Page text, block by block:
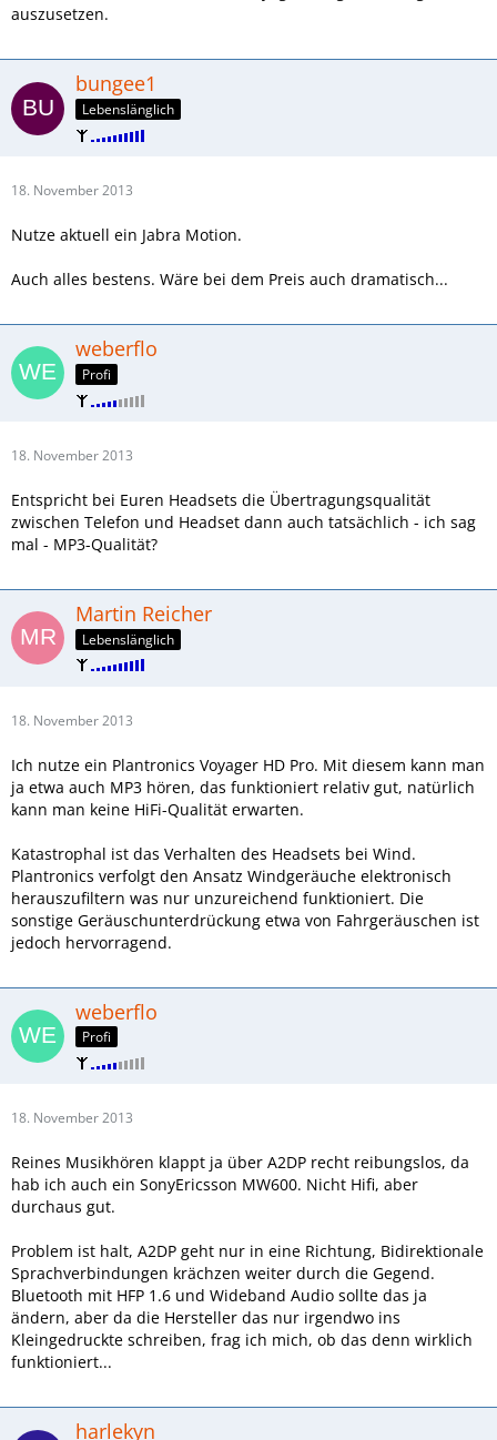
auszusetzen.
bungee1
Lebenslänglich
18. November 2013
Nutze aktuell ein Jabra Motion.
Auch alles bestens. Wäre bei dem Preis auch dramatisch...
weberflo
Profi
18. November 2013
Entspricht bei Euren Headsets die Übertragungsqualität
zwischen Telefon und Headset dann auch tatsächlich - ich sag
mal - MP3-Qualität?
Martin Reicher
Lebenslänglich
18. November 2013
Ich nutze ein Plantronics Voyager HD Pro. Mit diesem kann man
ja etwa auch MP3 hören, das funktioniert relativ gut, natürlich
kann man keine HiFi-Qualität erwarten.
Katastrophal ist das Verhalten des Headsets bei Wind.
Plantronics verfolgt den Ansatz Windgeräuche elektronisch
herauszufiltern was nur unzureichend funktioniert. Die
sonstige Geräuschunterdrückung etwa von Fahrgeräuschen ist
jedoch hervorragend.
weberflo
Profi
18. November 2013
Reines Musikhören klappt ja über A2DP recht reibungslos, da
hab ich auch ein SonyEricsson MW600. Nicht Hifi, aber
durchaus gut.
Problem ist halt, A2DP geht nur in eine Richtung, Bidirektionale
Sprachverbindungen krächzen weiter durch die Gegend.
Bluetooth mit HFP 1.6 und Wideband Audio sollte das ja
ändern, aber da die Hersteller das nur irgendwo ins
Kleingedruckte schreiben, frag ich mich, ob das denn wirklich
funktioniert...
harlekyn